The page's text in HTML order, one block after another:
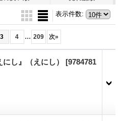
表示件数:
3 4 ... 209 次»
し』（えにし） [9784781